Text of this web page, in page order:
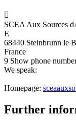

SCEA Aux Sources
E
68440 Steinbrunn le
France
9 Show phone
We speak:
Homepage:
Further